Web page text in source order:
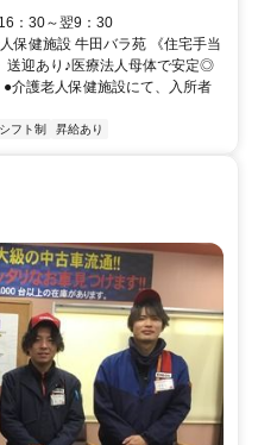
：30～翌9：30
保健施設 牛田バラ苑 《住宅手当
迎あり♪医療法人母体で安定◎
介護老人保健施設にて、入所者
シフト制 昇給あり